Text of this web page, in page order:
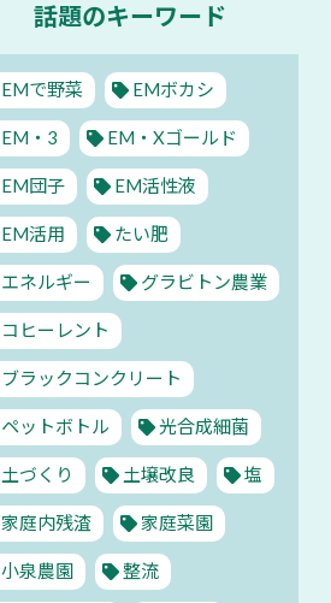
話題のキーワード
EMで野菜 EMボカシ
EM・3 EM・Xゴールド
EM団子 EM活性液
EM活用 たい肥
エネルギー グラビトン農業
コヒーレント
ブラックコンクリート
ペットボトル 光合成細菌
土づくり 土壌改良 塩
家庭内残渣 家庭菜園
小泉農園 整流